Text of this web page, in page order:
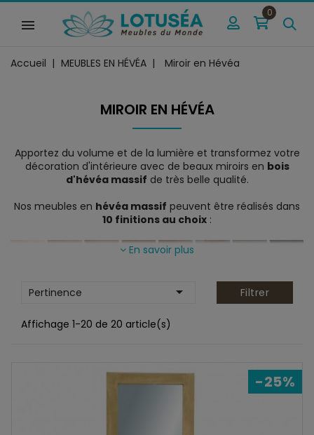
0
Accueil MEUBLES EN HÉVÉA Miroir en Hévéa
MIROIR EN HÉVÉA
Apportez du volume et de la lumière et transformez votre
décoration d'intérieure avec de beaux miroirs en bois
d'hévéa massif de très belle qualité.
Nos meubles en hévéa massif peuvent être réalisés dans
10 finitions au choix :
En savoir plus
Pertinence  Filtrer
Affichage 1-20 de 20 article(s)
-25%